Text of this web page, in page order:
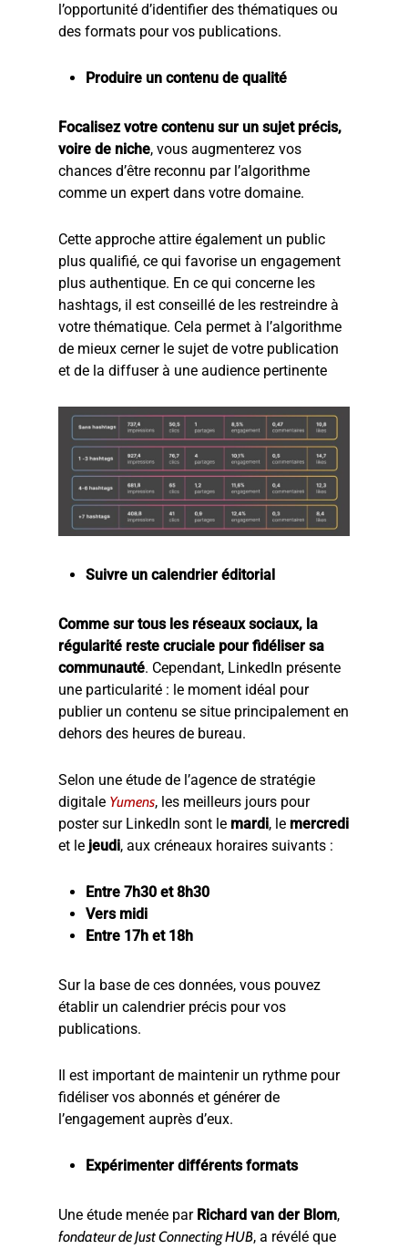
l’opportunité d’identifier des thématiques ou
des formats pour vos publications.
Produire un contenu de qualité
Focalisez votre contenu sur un sujet précis,
voire de niche, vous augmenterez vos
chances d’être reconnu par l’algorithme
comme un expert dans votre domaine.
Cette approche attire également un public
plus qualifié, ce qui favorise un engagement
plus authentique. En ce qui concerne les
hashtags, il est conseillé de les restreindre à
votre thématique. Cela permet à l’algorithme
de mieux cerner le sujet de votre publication
et de la diffuser à une audience pertinente
Suivre un calendrier éditorial
Comme sur tous les réseaux sociaux, la
régularité reste cruciale pour fidéliser sa
communauté. Cependant, LinkedIn présente
une particularité : le moment idéal pour
publier un contenu se situe principalement en
dehors des heures de bureau.
Selon une étude de l’agence de stratégie
digitale Yumens, les meilleurs jours pour
poster sur LinkedIn sont le mardi, le mercredi
et le jeudi, aux créneaux horaires suivants :
Entre 7h30 et 8h30
Vers midi
Entre 17h et 18h
Sur la base de ces données, vous pouvez
établir un calendrier précis pour vos
publications.
Il est important de maintenir un rythme pour
fidéliser vos abonnés et générer de
l’engagement auprès d’eux.
Expérimenter différents formats
Une étude menée par Richard van der Blom,
fondateur de Just Connecting HUB, a révélé que